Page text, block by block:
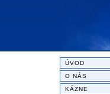
ÚVOD
O NÁS
KÁZNE